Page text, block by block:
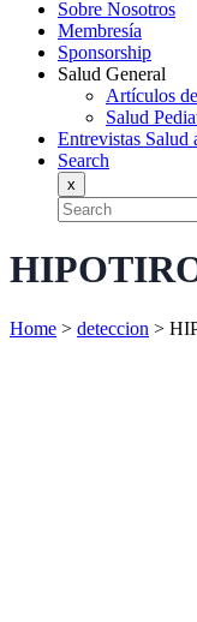
Sobre Nosotros
Membresía
Sponsorship
Salud General
Artículos
Salud
Entrevistas
Search
x
Home > deteccion >